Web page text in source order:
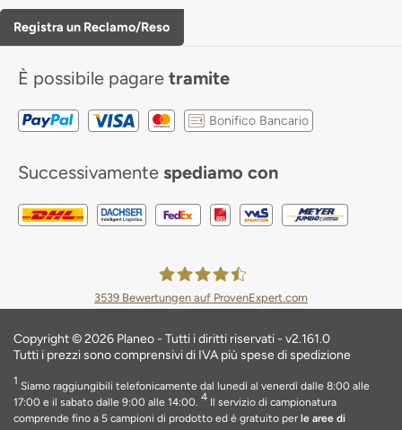
Registra un Reclamo/Reso
È possibile pagare tramite
Bonifico Bancario
Successivamente spediamo con
3539 Bewertungen auf ProvenExpert.com
Copyright © 2026 Planeo - Tutti i diritti riservati - v2.161.0
Tutti i prezzi sono comprensivi di IVA più spese di spedizione
1 Siamo raggiungibili telefonicamente dal lunedì al venerdì dalle 8:00 alle
17:00 e il sabato dalle 9:00 alle 14:00. 4 Il servizio di campionatura
comprende fino a 5 campioni di prodotto ed è gratuito per le aree di